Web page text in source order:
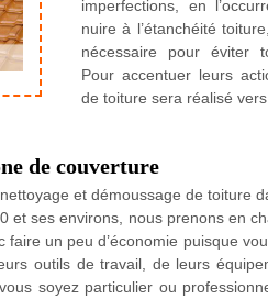
imperfections, en
nuire à l’étanchéité
nécessaire pour éviter
Pour accentuer leurs
de toiture sera réalisé
de couverture
et démoussage de toiture
et ses environs, nous prenons en
un peu d’économie puisque
outils de travail, de leurs
soyez particulier ou